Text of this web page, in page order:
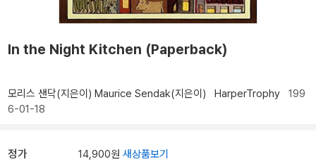
In the Night Kitchen (Paperback)
모리스 샌닥(지은이) Maurice Sendak(지은이) HarperTrophy 199
6-01-18
정가 14,900원 새상품보기